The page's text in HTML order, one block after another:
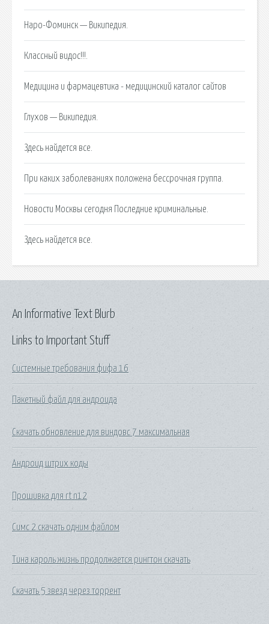
Наро-Фоминск — Википедия.
Классный видос!!!.
Медицина и фармацевтика - медицинский каталог сайтов
Глухов — Википедия.
Здесь найдется все.
При каких заболеваниях положена бессрочная группа.
Новости Москвы сегодня Последние криминальные.
Здесь найдется все.
Links to Important Stuff
Системные требования фифа 16
Пакетный файл для андроида
Скачать обновление для виндовс 7 максимальная
Андроид штрих коды
Прошивка для rt n12
Симс 2 скачать одним файлом
Тина кароль жизнь продолжается рингтон скачать
Скачать 5 звезд через торрент
An Informative Text Blurb